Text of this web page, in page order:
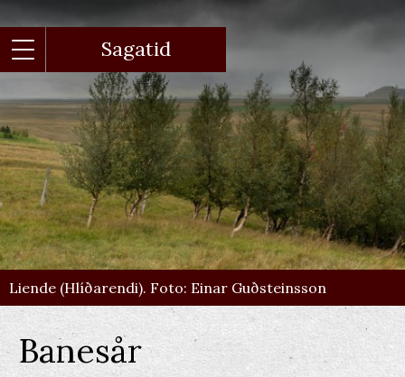
til
hovedindhold
Sagatid
Liende (Hlíðarendi). Foto: Einar Guðsteinsson
Banesår